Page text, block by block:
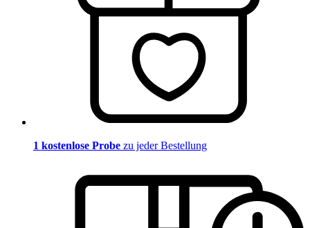
1 kostenlose Probe zu jeder Bestellung